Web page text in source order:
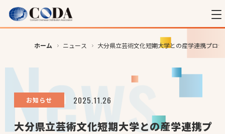
ホーム ニュース 大分県立芸術文化短期大学との産学連携プロ
お知らせ 2025.11.26
大分県立芸術文化短期大学との産学連携プ